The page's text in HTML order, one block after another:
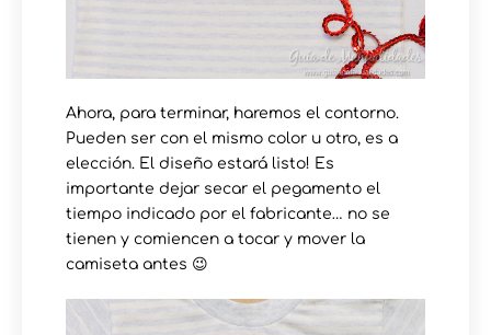
Ahora, para terminar, haremos el contorno.
Pueden ser con el mismo color u otro, es a
elección. El diseño estará listo! Es
importante dejar secar el pegamento el
tiempo indicado por el fabricante… no se
tienen y comiencen a tocar y mover la
camiseta antes 😉